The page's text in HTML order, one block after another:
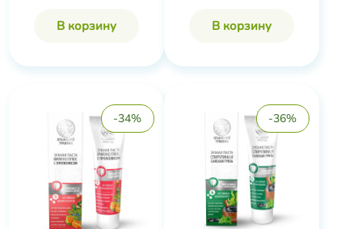
В корзину В корзину
-34% -36%